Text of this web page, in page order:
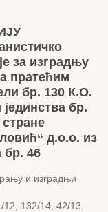
за изградњу
пратећим
бр. 130 К.О.
бр.
д.о.о. из
бр. 46
и изградњи
132/14, 42/13,